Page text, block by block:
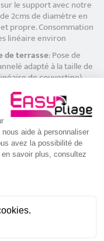
le support avec notre
2cms de diamètre en
propre. Consommation
linéaire environ
de terrasse: Pose de
adapté à la taille de
de couvertine).
corps ou claustras sur
par collage.
son réalisés
?
du
aide à personnaliser
avez la possibilité de
savoir plus, consultez